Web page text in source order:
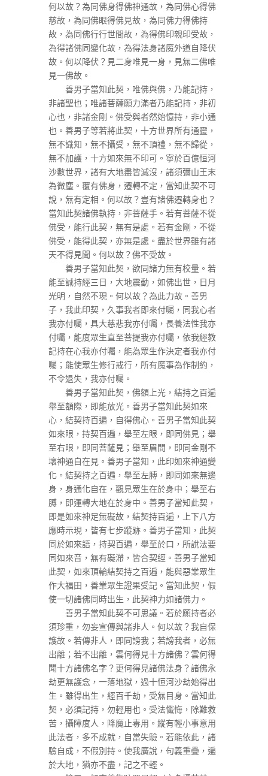
何以故？為同佛身得佛神通故，為同佛心得佛
慈故，為同佛眼得佛見故，為同佛力得佛持
故，為同佛行行世間故，為得佛印親印受故，
為得諸佛同變化故，為得法身諸魔外道自降伏
故。何以降伏？見二身唯見一身，見無二佛唯
見一佛故。
善男子當知此契，唯佛與佛，乃能記持，
非諸聖也；唯諸菩薩願力滿者乃能記持，非初
心也，非諸金剛。佛受與者然始憶持，非小通
也。善男子等若將此契，十方世界所有通靈，
無不識知，無不攝受，無不頂禮，無不歸從，
無不加護，十方如來無不印可。寧於百億恒河
沙數世界，諸有大地盡皆滅沒，諸須彌山王末
為微塵。覆有佛身，遷轉不定，當知此契不可
說，無有定相。何以故？豈有諸佛遷轉身也？
當知此契諸佛執持，非菩薩手。若有菩薩不從
佛受，能行此契，無有是處。若有金剛，不從
佛受，能得此契，亦無是處。盡於世界雖有諸
天不得見聞。何以故？佛不受故。
善男子當知此契，欲同諸力無有校量。若
能至誠持經三日，大地震動，如佛出世，日月
光明，自然不現。何以故？為此力故。善男
子，我此印契，久事我者即來付囑，同我心者
我亦付囑，具大慈悲我亦付囑，長養法性我亦
付囑，能度眾生直至菩提我亦付囑，依我經教
記持在心我亦付囑，能為眾生作決定者我亦付
囑；能使眾生修行戒行，所有魔事為作制約，
不令退失，我亦付囑。
善男子當知此契，佛額上光，結持之百遍
舉至額際，即能放光。善男子當知此契如來
心，結契持百遍，自得佛心。善男子當知此契
如來眼，持契百遍，舉至左眼，即同佛見；舉
至右眼，即同菩薩見；舉至眉間，即同金剛不
壞神通自在見。善男子當知，此印如來神通變
化。結契持之百遍，舉至左膊，即同如來無邊
身，身通化自在，觀見眾生在於身中；舉至右
膊，即運轉大地在於身中。善男子當知此契，
即是如來神足無礙故，結契持百遍，上下八方
應時示現，皆有七步蹤跡。善男子當知，此契
同於如來語，持契百遍，舉至於口，所說法要
同如來音，無有礙滯，皆合契經。善男子當知
此契，如來頂輪結契持之百遍，能與惡業眾生
作大福田，善業眾生證果受記。當知此契，假
使一切諸佛同時出生，此契神力如諸佛力。
善男子當知此契不可思議。若於願持者必
須珍重，勿妄宣傳與諸非人。何以故？我自保
護故。若傳非人，即同謗我；若謗我者，必無
出離；若不出離，雲何得見十方諸佛？雲何得
聞十方諸佛名字？更何得見諸佛法身？諸佛永
劫更無護念，一落地獄，過十恒河沙劫始得出
生。雖得出生，經百千劫，受無目身。當知此
契，必須記持，勿輕用也。受法懺悔，除難救
苦，攝障度人，降魔止毒用。縱有輕小事意用
此法者，多不成就，自當失驗。若能依此，諸
驗自成，不假別持。使我廣說，句義重疊，遍
於大地，猶亦不盡，記之不輕。